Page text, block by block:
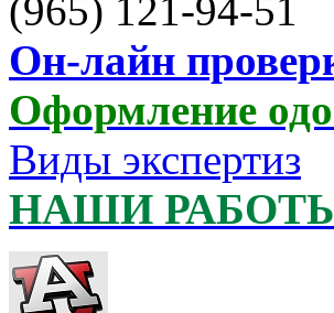
(965) 121-94-51
Он-лайн
Оформление
Виды экспертиз
НАШИ